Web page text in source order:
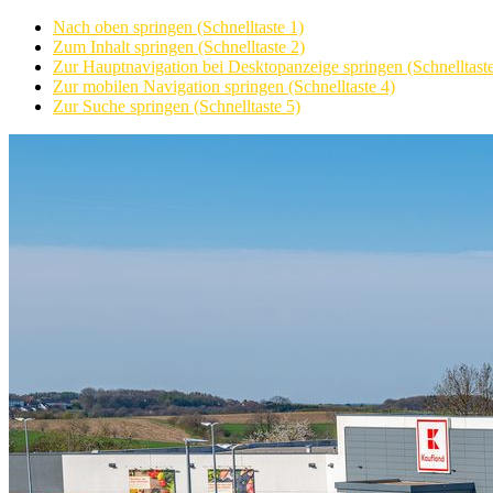
Nach oben springen (Schnelltaste 1)
Zum Inhalt springen (Schnelltaste 2)
Zur Hauptnavigation bei Desktopanzeige springen
Zur mobilen Navigation springen (Schnelltaste 4)
Zur Suche springen (Schnelltaste 5)